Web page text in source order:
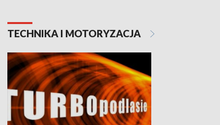
TECHNIKA I MOTORYZACJA